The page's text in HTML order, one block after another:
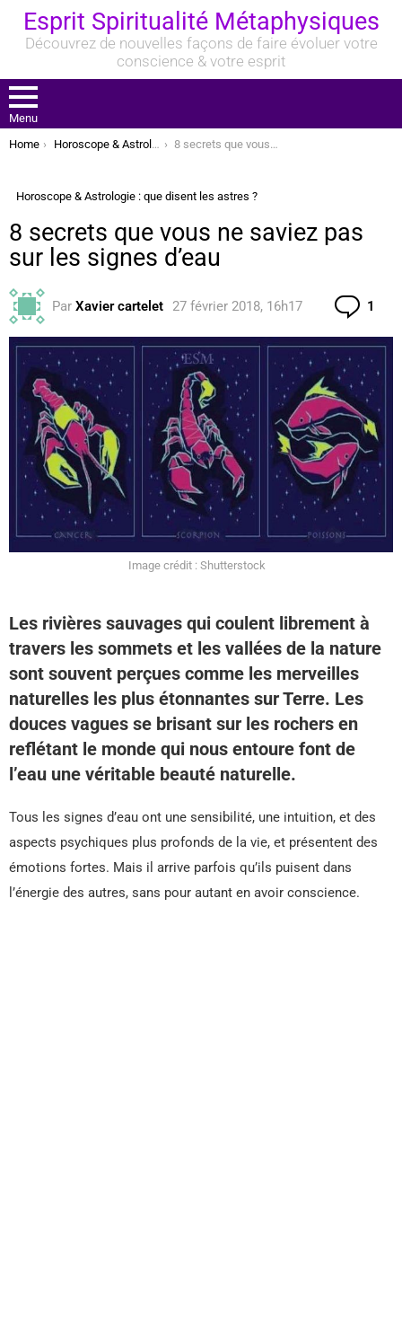
Esprit Spiritualité Métaphysiques
Découvrez de nouvelles façons de faire évoluer votre
conscience & votre esprit
Menu
You are here:
Home Horoscope & Astrologie : que disent les astres ? 8 secrets que vous ne saviez pas sur les signes d’eau
Horoscope & Astrologie : que disent les astres ?
8 secrets que vous ne saviez pas
sur les signes d’eau
Par Xavier cartelet 27 février 2018, 16h17 1
Image crédit : Shutterstock
Les rivières sauvages qui coulent librement à
travers les sommets et les vallées de la nature
sont souvent perçues comme les merveilles
naturelles les plus étonnantes sur Terre. Les
douces vagues se brisant sur les rochers en
reflétant le monde qui nous entoure font de
l’eau une véritable beauté naturelle.
Tous les signes d’eau ont une sensibilité, une intuition, et des
aspects psychiques plus profonds de la vie, et présentent des
émotions fortes. Mais il arrive parfois qu’ils puisent dans
l’énergie des autres, sans pour autant en avoir conscience.